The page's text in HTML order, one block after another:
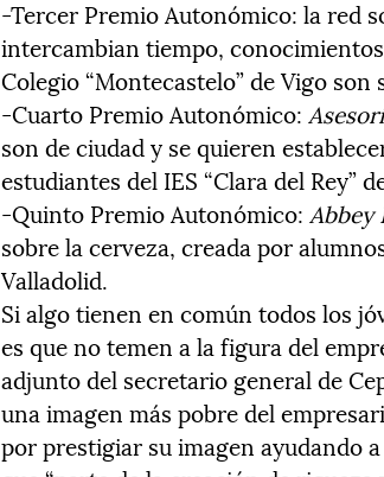
-Tercer Premio Autonómico: la red
intercambian tiempo,
Colegio “Montecastelo” de Vigo son
-Cuarto Premio Autonómico:
son de ciudad y se quieren
estudiantes del IES “Clara del Rey”
-Quinto Premio Autonómico: Abbey
sobre la cerveza, creada por
Valladolid.
Si algo tienen en común todos los
es que no temen a la figura del
adjunto del secretario general de
una imagen más pobre del
por prestigiar su imagen ayudando